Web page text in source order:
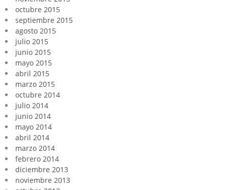
octubre 2015
septiembre 2015
agosto 2015
julio 2015
junio 2015
mayo 2015
abril 2015
marzo 2015
octubre 2014
julio 2014
junio 2014
mayo 2014
abril 2014
marzo 2014
febrero 2014
diciembre 2013
noviembre 2013